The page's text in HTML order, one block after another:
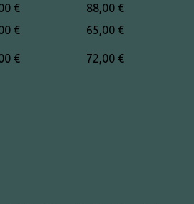
€
88,00 €
€
65,00 €
€ 72,00 €